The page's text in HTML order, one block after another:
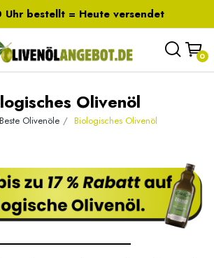
Uhr bestellt = Heute versendet
0
Olivenöl
Beste Olivenöle Biologisches Olivenöl